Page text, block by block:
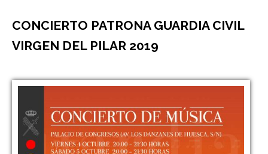
CONCIERTO PATRONA GUARDIA CIVIL
VIRGEN DEL PILAR 2019